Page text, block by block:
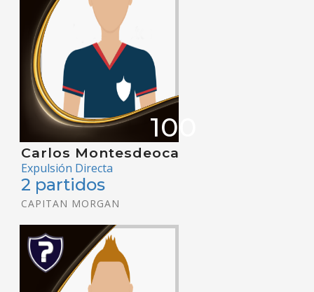
100
Carlos Montesdeoca
Expulsión Directa
2 partidos
CAPITAN MORGAN